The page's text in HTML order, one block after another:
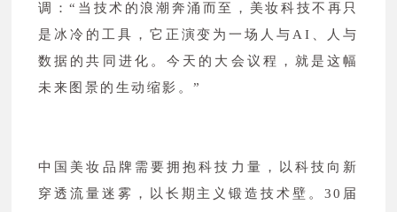
调：“当技术的浪潮奔涌而至，美妆科技不再只
是冰冷的工具，它正演变为一场人与AI、人与
数据的共同进化。今天的大会议程，就是这幅
未来图景的生动缩影。”
中国美妆品牌需要拥抱科技力量，以科技向新
穿透流量迷雾，以长期主义锻造技术壁。30届